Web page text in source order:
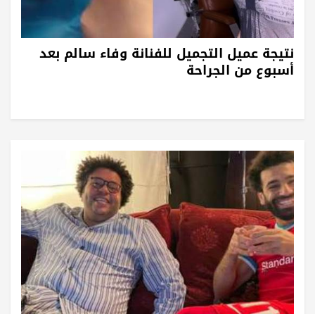
نتيجة عميل التجميل للفنانة وفاء سالم بعد
أسبوع من الجراحة